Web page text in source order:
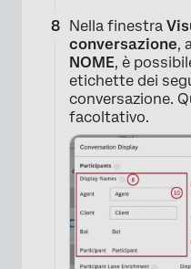
Nella finestra
conversazione,
NOME, è
etichette dei
conversazione.
facoltativo.